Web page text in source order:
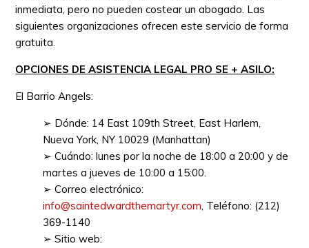
inmediata, pero no pueden costear un abogado. Las
siguientes organizaciones ofrecen este servicio de forma
gratuita.
OPCIONES DE ASISTENCIA LEGAL PRO SE + ASILO:
El Barrio Angels:
➢ Dónde: 14 East 109th Street, East Harlem,
Nueva York, NY 10029 (Manhattan)
➢ Cuándo: lunes por la noche de 18:00 a 20:00 y de
martes a jueves de 10:00 a 15:00.
➢ Correo electrónico:
info@saintedwardthemartyr.com, Teléfono: (212)
369-1140
➢ Sitio web: